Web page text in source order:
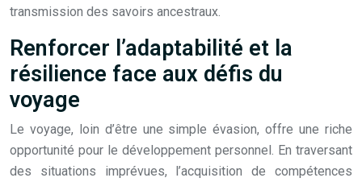
transmission des savoirs ancestraux.
Renforcer l’adaptabilité et la
résilience face aux défis du
voyage
Le voyage, loin d’être une simple évasion, offre une riche
opportunité pour le développement personnel. En traversant
des situations imprévues, l’acquisition de compétences